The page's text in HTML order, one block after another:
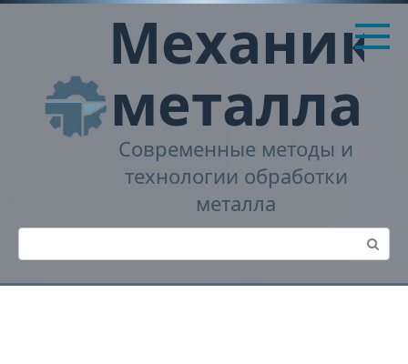
Перейти
Механика
металла
Современные методы и
технологии обработки
металла
Поиск: